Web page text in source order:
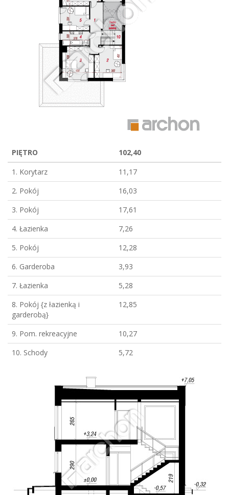
PIĘTRO
102,40
1. Korytarz
11,17
2. Pokój
16,03
3. Pokój
17,61
4. Łazienka
7,26
5. Pokój
12,28
6. Garderoba
3,93
7. Łazienka
5,28
8. Pokój {z łazienką i
garderobą}
12,85
9. Pom. rekreacyjne
10,27
10. Schody
5,72